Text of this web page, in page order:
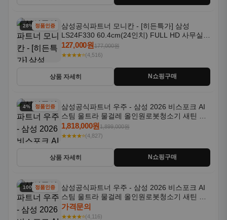
28% 할인정품인증
삼성공식파트너 모니칸 - [히든특가] 삼성
LS24F330 60.4cm(24인치) FULL HD 사무실/
컴퓨터 모니터
127,000원177,000원
★★★★⭐(4,516)
상품 자세히 N쇼핑구매
4% 할인정품인증
삼성공식파트너 우주 - 삼성 2026 비스포크 AI
스팀 울트라 물걸레 올인원로봇청소기 새틴 그
레이지 AAG
1,818,000원1,899,000원
★★★★⭐(4,827)
상품 자세히 N쇼핑구매
100% 할인
정품인증
삼성공식파트너 우주 - 삼성 2026 비스포크 AI
스팀 울트라 물걸레 올인원로봇청소기 새틴 차
콜 AAH
가격문의
★★★★⭐(4,116)